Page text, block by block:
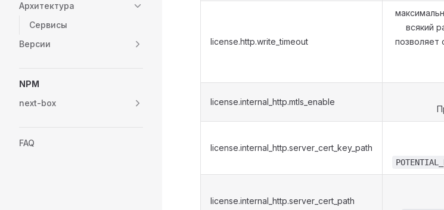
Архитектура
Сервисы
Версии
NPM
next-box
FAQ
license.http.write_timeout
всякий
позволяет
license.internal_http.mtls_enable
license.internal_http.server_cert_key_path
license.internal_http.server_cert_path